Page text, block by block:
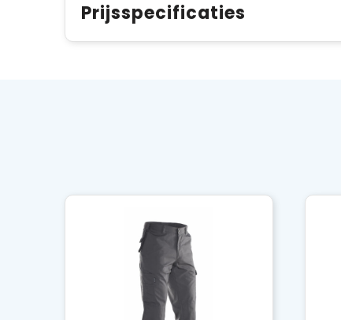
Prijsspecificaties